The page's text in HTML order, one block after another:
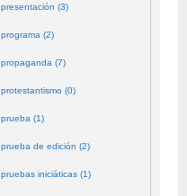
presentación (3)
programa (2)
propaganda (7)
protestantismo (0)
prueba (1)
prueba de edición (2)
pruebas iniciáticas (1)